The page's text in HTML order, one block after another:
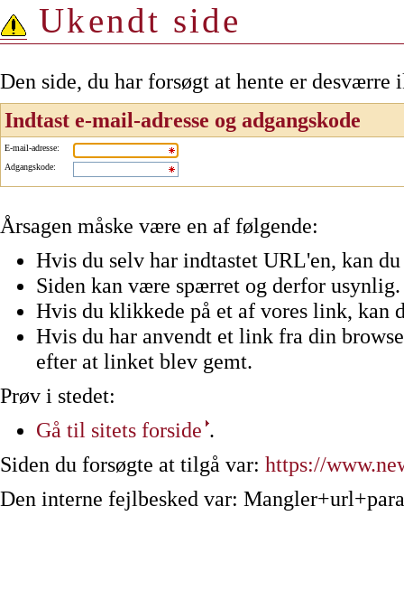
Ukendt side
Den side, du har forsøgt at hente er
Indtast e-mail-adresse og adgangskode
E-mail-adresse:
Adgangskode:
Årsagen måske være en af følgende:
Hvis du selv har indtastet URL'en, kan
Siden kan være spærret og derfor usynlig.
Hvis du klikkede på et af vores link, kan
Hvis du har anvendt et link fra din
efter at linket blev gemt.
Prøv i stedet:
Gå til sitets forside .
Siden du forsøgte at tilgå var: https://
Den interne fejlbesked var: